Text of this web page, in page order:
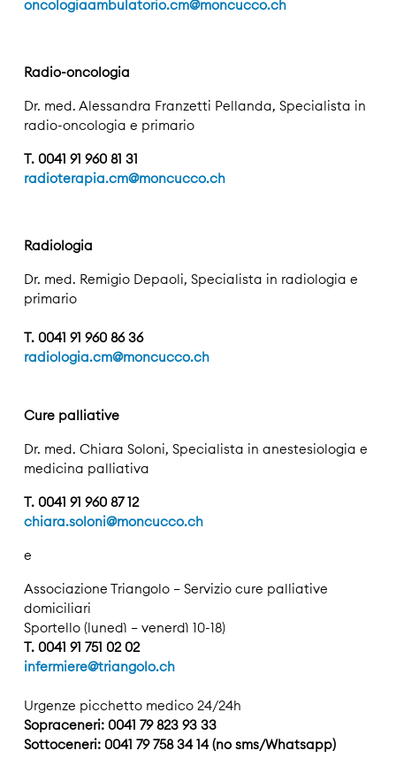
oncologiaambulatorio.cm@moncucco.ch
Radio-oncologia
Dr. med. Alessandra Franzetti Pellanda, Specialista in
radio-oncologia e primario
T. 0041 91 960 81 31
radioterapia.cm@moncucco.ch
Radiologia
Dr. med. Remigio Depaoli, Specialista in radiologia e
primario
T. 0041 91 960 86 36
radiologia.cm@moncucco.ch
Cure palliative
Dr. med. Chiara Soloni, Specialista in anestesiologia e
medicina palliativa
T. 0041 91 960 87 12
chiara.soloni@moncucco.ch
e
Associazione Triangolo – Servizio cure palliative
domiciliari
Sportello (lunedì – venerdì 10-18)
T. 0041 91 751 02 02
infermiere@triangolo.ch
Urgenze picchetto medico 24/24h
Sopraceneri: 0041 79 823 93 33
Sottoceneri: 0041 79 758 34 14 (no sms/Whatsapp)